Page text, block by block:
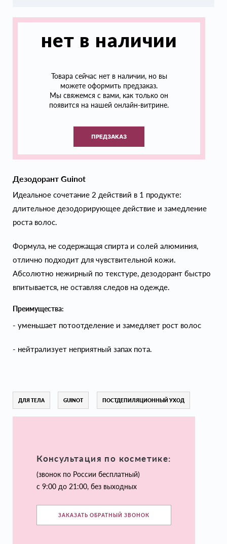
нет в наличии
Товара сейчас нет в наличии, но вы
можете оформить предзаказ.
Мы свяжемся с вами, как только он
появится на нашей онлайн-витрине.
ПРЕДЗАКАЗ
Дезодорант Guinot
Идеальное сочетание 2 действий в 1 продукте:
длительное дезодорирующее действие и замедление
роста волос.
Формула, не содержащая спирта и солей алюминия,
отлично подходит для чувствительной кожи.
Абсолютно нежирный по текстуре, дезодорант быстро
впитывается, не оставляя следов на одежде.
Преимущества:
- уменьшает потоотделение и замедляет рост волос
- нейтрализует неприятный запах пота.
ДЛЯ ТЕЛА GUINOT ПОСТДЕПИЛЯЦИОННЫЙ УХОД
Консультация по косметике:
(звонок по России бесплатный)
с 9:00 до 21:00, без выходных
ЗАКАЗАТЬ ОБРАТНЫЙ ЗВОНОК